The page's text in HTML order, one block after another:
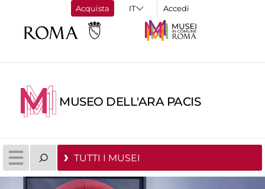
Acquista Accedi
MUSEO DELL'ARA PACIS
TUTTI I MUSEI